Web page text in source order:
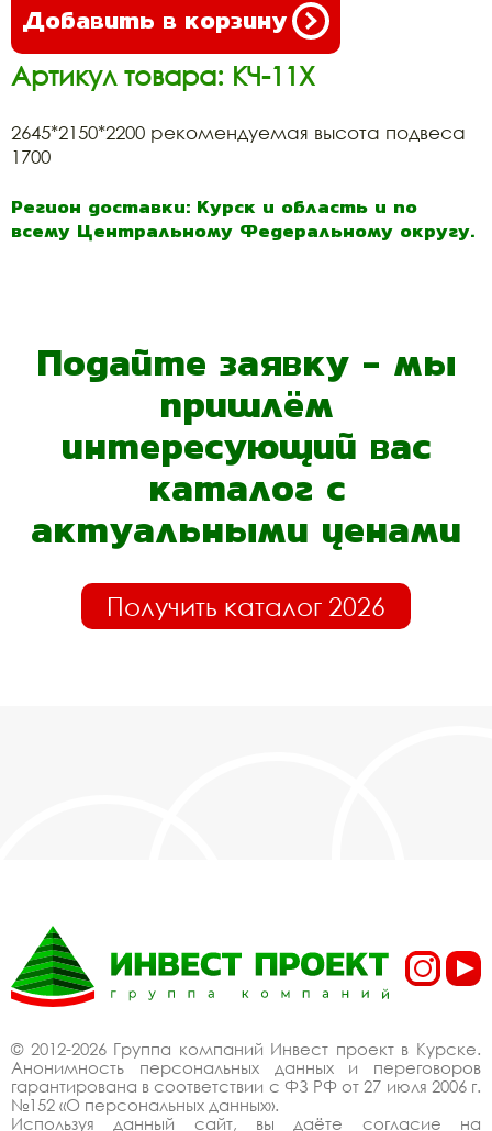
Добавить в корзину
Артикул товара: КЧ-11Х
2645*2150*2200 рекомендуемая высота подвеса
1700
Регион доставки: Курск и область и по
всему Центральному Федеральному округу.
Подайте заявку - мы
пришлём
интересующий вас
каталог с
актуальными ценами
Получить каталог 2026
© 2012-2026 Группа компаний Инвест проект в Курске.
Анонимность персональных данных и переговоров
гарантирована в соответствии с ФЗ РФ от 27 июля 2006 г.
№152 «О персональных данных».
Используя данный сайт, вы даёте согласие на